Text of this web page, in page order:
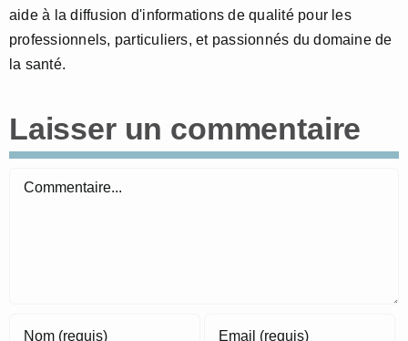
aide à la diffusion d'informations de qualité pour les
professionnels, particuliers, et passionnés du domaine de
la santé.
Laisser un commentaire
Commentaire